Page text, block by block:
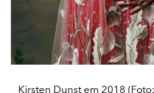
Kirsten Dunst em 2018